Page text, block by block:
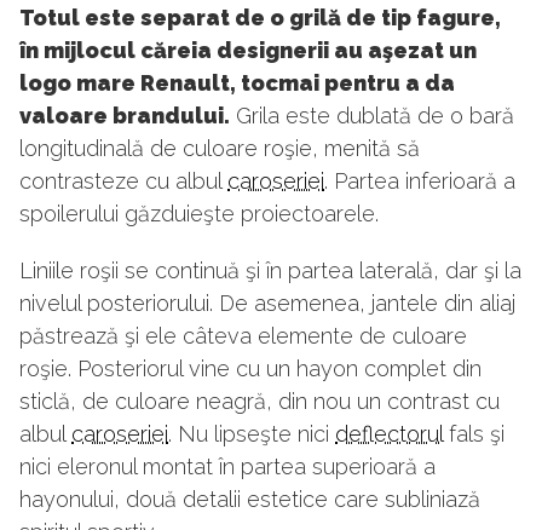
Totul este separat de o grilă de tip fagure,
în mijlocul căreia designerii au aşezat un
logo mare Renault, tocmai pentru a da
valoare brandului. Grila este dublată de o bară
longitudinală de culoare roşie, menită să
contrasteze cu albulcaroseriei. Partea inferioară a
spoilerului găzduieşte proiectoarele.
Liniile roşii se continuă şi în partea laterală, dar şi la
nivelul posteriorului. De asemenea, jantele din aliaj
păstrează şi ele câteva elemente de culoare
roşie. Posteriorul vine cu un hayon complet din
sticlă, de culoare neagră, din nou un contrast cu
albulcaroseriei. Nu lipseşte nici deflectorulfals şi
nici eleronul montat în partea superioară a
hayonului, două detalii estetice care subliniază